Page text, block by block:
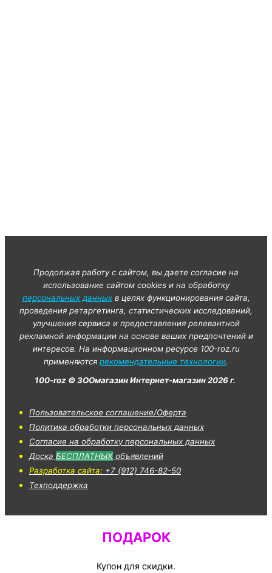
Продолжая работу с сайтом, вы даете согласие на
использование сайтом cookies и на обработку
персональных данныхв целях функционирования сайта,
проведения ретаргетинга, статистических исследований,
улучшения сервиса и предоставления релевантной
рекламной информации на основе ваших предпочтений и
интересов. На информационном ресурсе 100-roz.ru
применяются рекомендательные технологии.
100-roz © ЗООмагазин Интернет-магазин 2026 г.
Пользовательское соглашение/Оферта
Политика обработки персональных данных
Согласие на обработку персональных данных
Доска БЕСПЛАТНЫХ объявлений
Разработка сайта: +7 (912) 746-82-50
Техподдержка
ПОДАРОК
Купон для скидки.